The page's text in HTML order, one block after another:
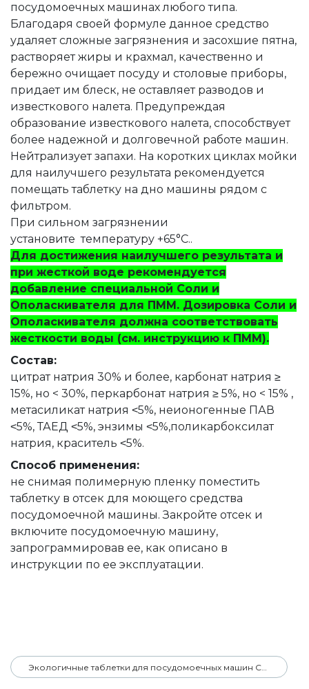
посудомоечных машинах любого типа.
Благодаря своей формуле данное средство
удаляет сложные загрязнения и засохшие пятна,
растворяет жиры и крахмал, качественно и
бережно очищает посуду и столовые приборы,
придает им блеск, не оставляет разводов и
известкового налета. Предупреждая
образование известкового налета, способствует
более надежной и долговечной работе машин.
Нейтрализует запахи. На коротких циклах мойки
для наилучшего результата рекомендуется
помещать таблетку на дно машины рядом с
фильтром.
При сильном загрязнении
установите температуру +65°С..
Для достижения наилучшего результата и
при жесткой воде рекомендуется
добавление специальной Соли и
Ополаскивателя для ПММ. Дозировка Соли и
Ополаскивателя должна соответствовать
жесткости воды (см. инструкцию к ПММ).
Состав:
цитрат натрия 30% и более, карбонат натрия ≥
15%, но < 30%, перкарбонат натрия ≥ 5%, но < 15% ,
метасиликат натрия ˂5%, неионогенные ПАВ
˂5%, ТАЕД ˂5%, энзимы ˂5%,поликарбоксилат
натрия, краситель ˂5%.
Способ применения:
не снимая полимерную пленку поместить
таблетку в отсек для моющего средства
посудомоечной машины. Закройте отсек и
включите посудомоечную машину,
запрограммировав ее, как описано в
инструкции по ее эксплуатации.
Экологичные таблетки для посудомоечных машин CRISPI